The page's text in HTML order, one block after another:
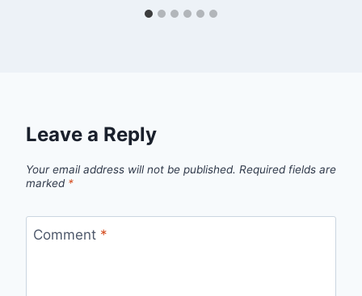
Leave a Reply
Your email address will not be published. Required fields are
marked *
Comment *